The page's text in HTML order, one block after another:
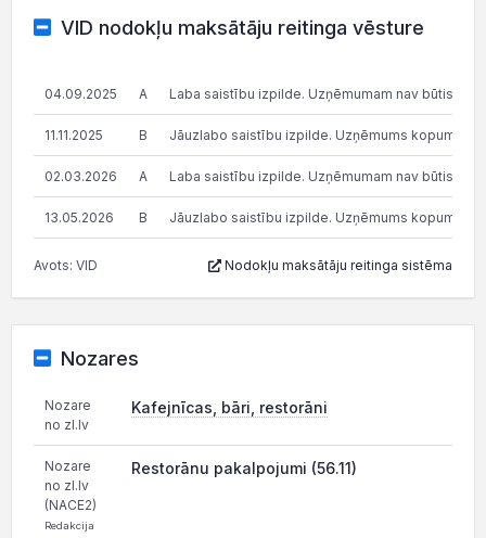
VID nodokļu maksātāju reitinga vēsture
04.09.2025 A Laba saistību izpilde. Uzņēmumam nav būtisku
11.11.2025 B Jāuzlabo saistību izpilde. Uzņēmums kopumā
02.03.2026 A Laba saistību izpilde. Uzņēmumam nav būtisku
13.05.2026 B Jāuzlabo saistību izpilde. Uzņēmums kopumā
Avots: VID Nodokļu maksātāju reitinga sistēma
Nozares
Nozare
no zl.lv
Kafejnīcas, bāri, restorāni
Nozare
no zl.lv
(NACE2)
Redakcija
Restorānu pakalpojumi (56.11)